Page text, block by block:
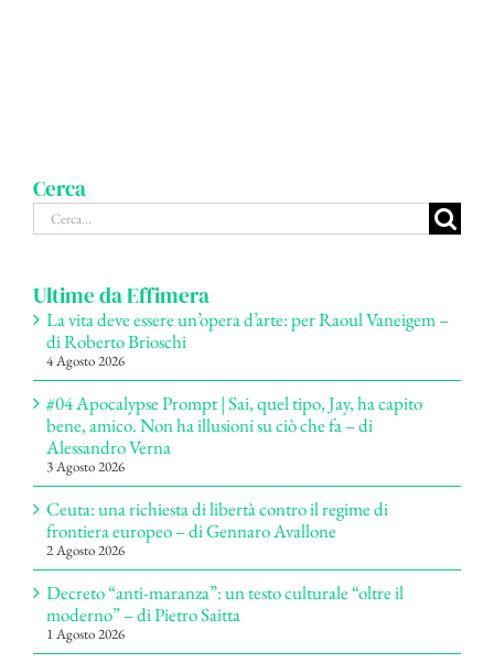
Cerca
Cerca
per:
Ultime da Effimera
La vita deve essere un’opera d’arte: per Raoul Vaneigem –
di Roberto Brioschi
4 Agosto 2026
#04 Apocalypse Prompt | Sai, quel tipo, Jay, ha capito
bene, amico. Non ha illusioni su ciò che fa – di
Alessandro Verna
3 Agosto 2026
Ceuta: una richiesta di libertà contro il regime di
frontiera europeo – di Gennaro Avallone
2 Agosto 2026
Decreto “anti-maranza”: un testo culturale “oltre il
moderno” – di Pietro Saitta
1 Agosto 2026